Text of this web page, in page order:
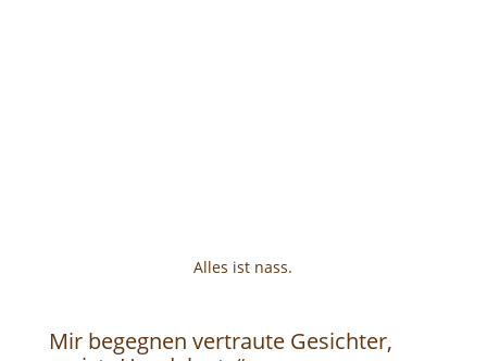
Alles ist nass.
Mir begegnen vertraute Gesichter,